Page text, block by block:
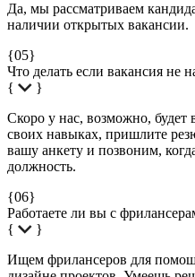
Да, мы рассматриваем
наличии открытых вакансии.
{05}
Что делать если вакансия не
{
}
Скоро у нас, возможно, будет
своих навыках, пришлите
вашу анкету и позвоним,
должность.
{06}
Работаете ли вы с
{
}
Ищем фрилансеров для